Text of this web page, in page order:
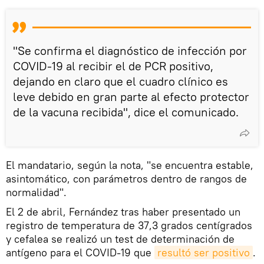
"Se confirma el diagnóstico de infección por
COVID-19 al recibir el de PCR positivo,
dejando en claro que el cuadro clínico es
leve debido en gran parte al efecto protector
de la vacuna recibida", dice el comunicado.
El mandatario, según la nota, "se encuentra estable,
asintomático, con parámetros dentro de rangos de
normalidad".
El 2 de abril, Fernández tras haber presentado un
registro de temperatura de 37,3 grados centígrados
y cefalea se realizó un test de determinación de
antígeno para el COVID-19 que resultó ser positivo .